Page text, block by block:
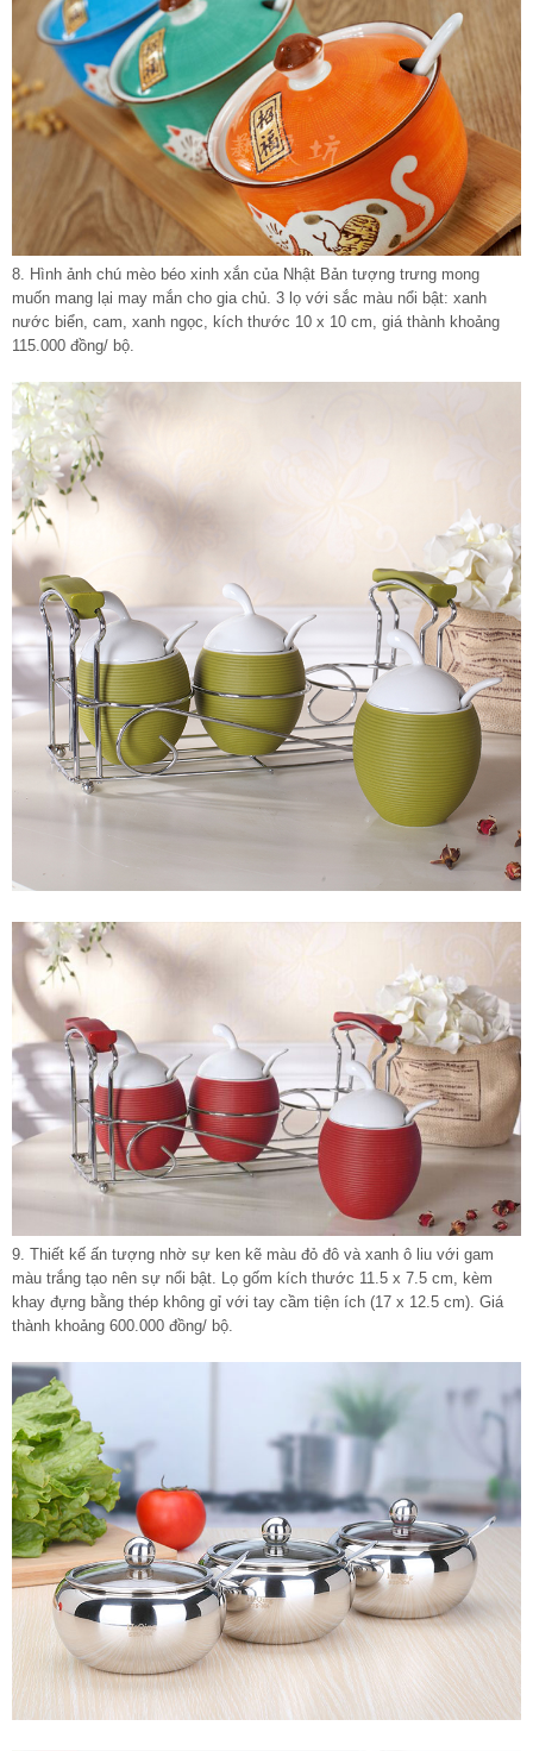
8. Hình ảnh chú mèo béo xinh xắn của Nhật Bản tượng trưng mong
muốn mang lại may mắn cho gia chủ. 3 lọ với sắc màu nổi bật: xanh
nước biển, cam, xanh ngọc, kích thước 10 x 10 cm, giá thành khoảng
115.000 đồng/ bộ.
9. Thiết kế ấn tượng nhờ sự ken kẽ màu đỏ đô và xanh ô liu với gam
màu trắng tạo nên sự nổi bật. Lọ gốm kích thước 11.5 x 7.5 cm, kèm
khay đựng bằng thép không gỉ với tay cầm tiện ích (17 x 12.5 cm). Giá
thành khoảng 600.000 đồng/ bộ.